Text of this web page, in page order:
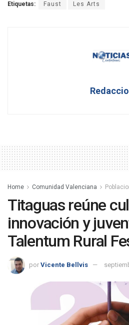
Etiquetas: Faust Les Arts
Home Comunidad Valenciana
Titaguas reúne
innovación y
Talentum Rural
por Vicente Bellvis